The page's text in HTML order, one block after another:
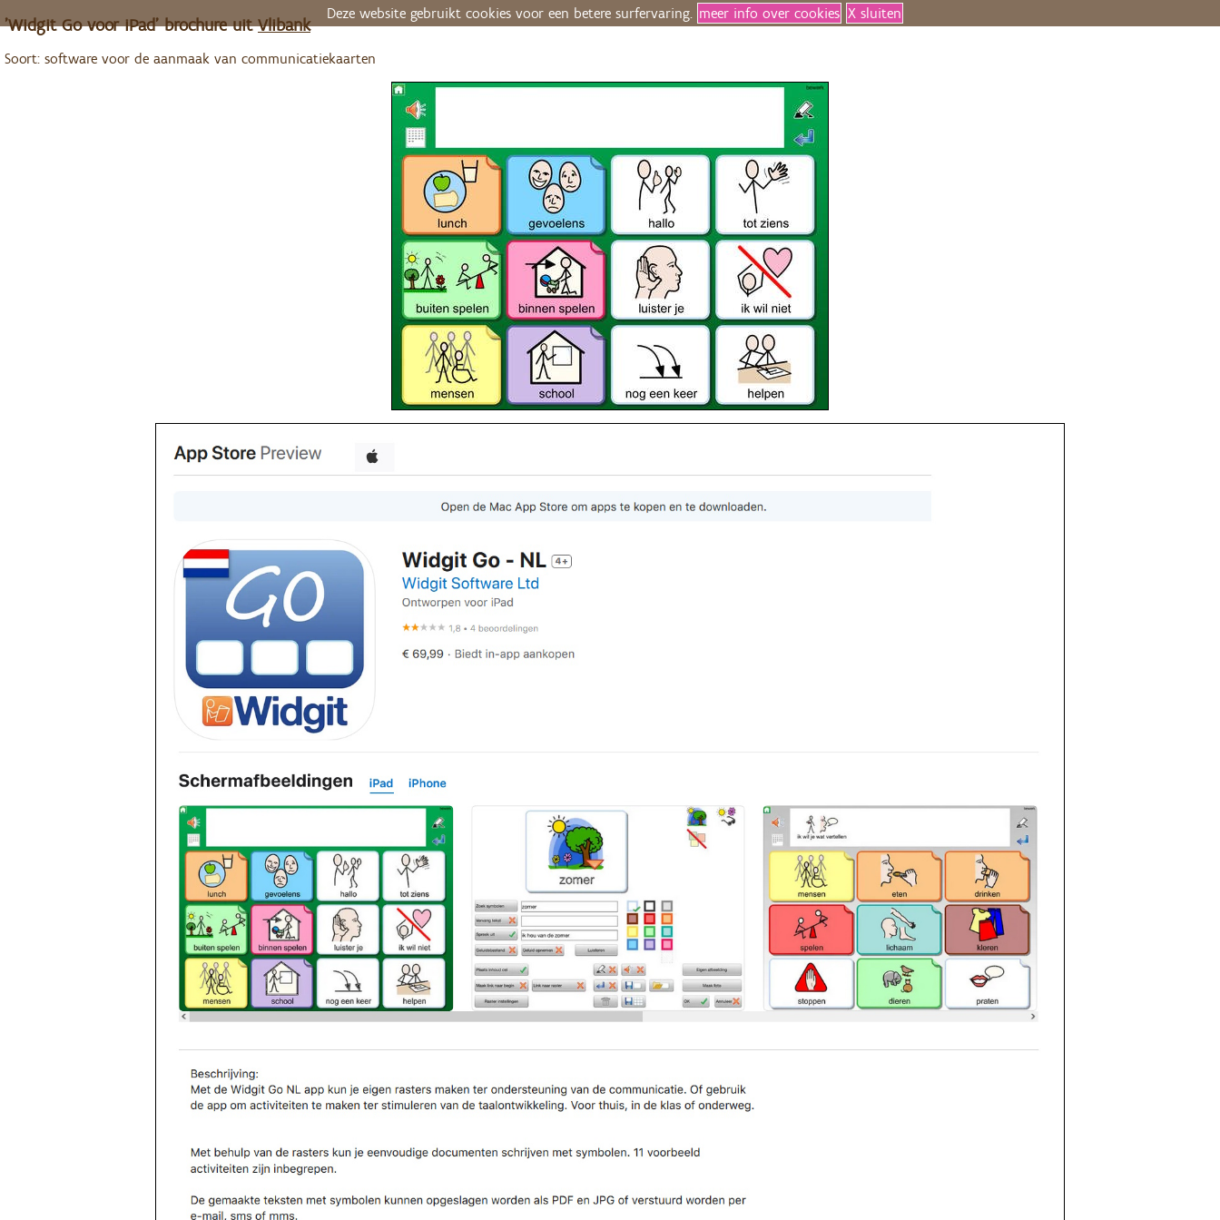
'Widgit Go voor iPad' brochure uitVlibank
Soort: software voor de aanmaak van communicatiekaarten
Deze website gebruikt cookies voor een betere surfervaring. meer info over cookies X sluiten